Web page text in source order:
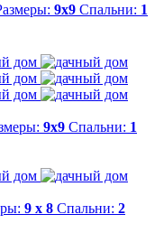
9х9 Спальни: 1
9х9 Спальни: 1
9 х 8 Спальни: 2